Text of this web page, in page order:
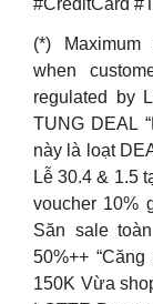
#CreditCard
(*) Maximum
when
regulated by
TUNG DEAL
này là loạt
Lễ 30.4 & 1.5
voucher 10%
Săn sale
50%++
150K Vừa